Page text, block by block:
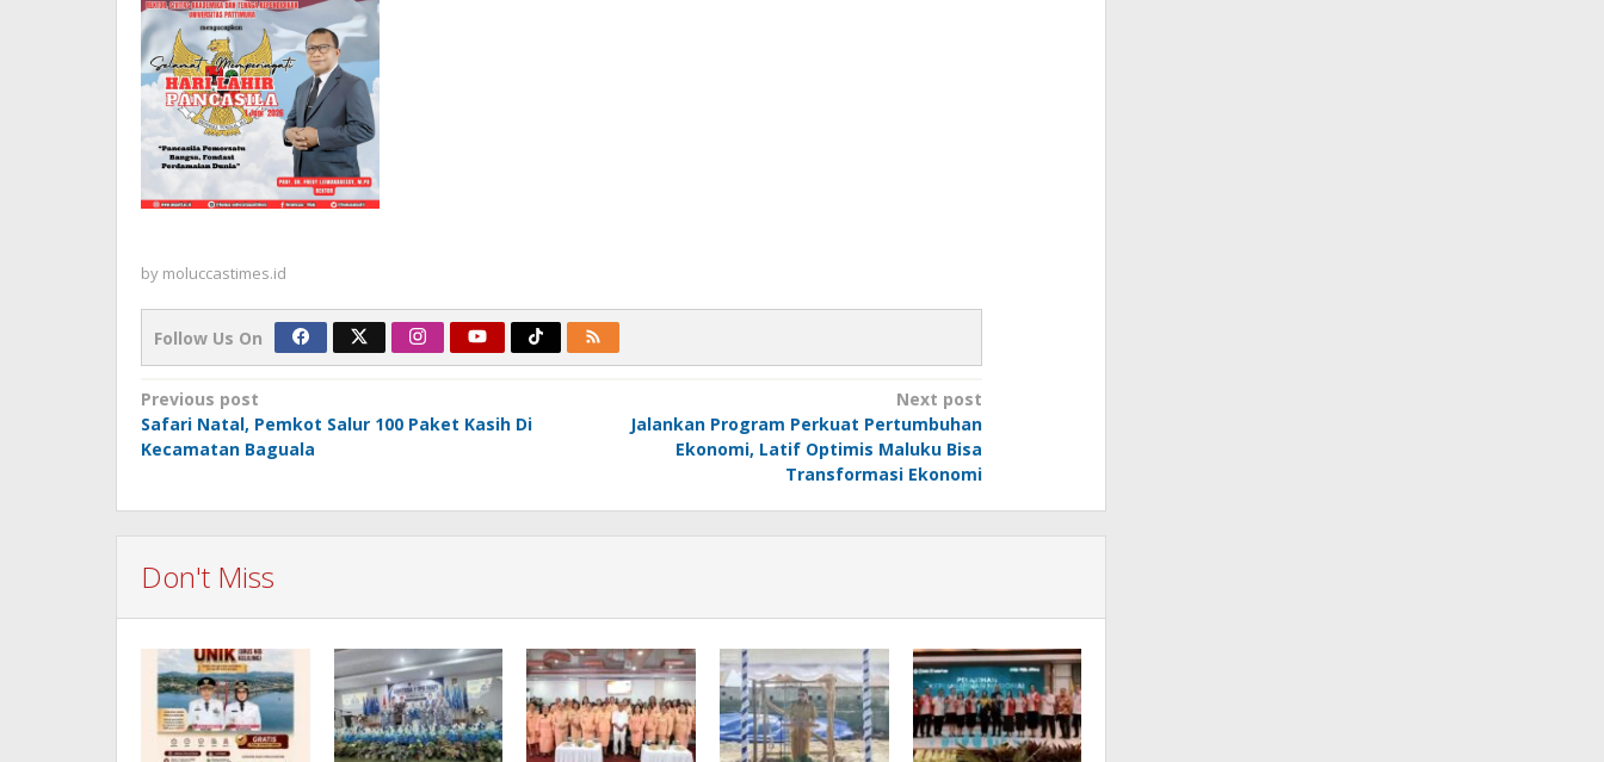
by moluccastimes.id
Follow Us On
Post
navigation
Previous post
Safari Natal, Pemkot Salur 100 Paket Kasih Di
Kecamatan Baguala
Next post
Jalankan Program Perkuat Pertumbuhan
Ekonomi, Latif Optimis Maluku Bisa
Transformasi Ekonomi
Don't Miss